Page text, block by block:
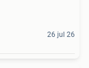
26 jul 26